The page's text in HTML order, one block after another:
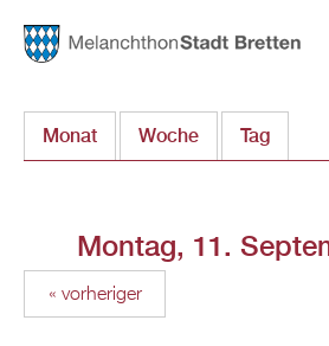
Monat Woche Tag
Montag, 11.
« vorheriger